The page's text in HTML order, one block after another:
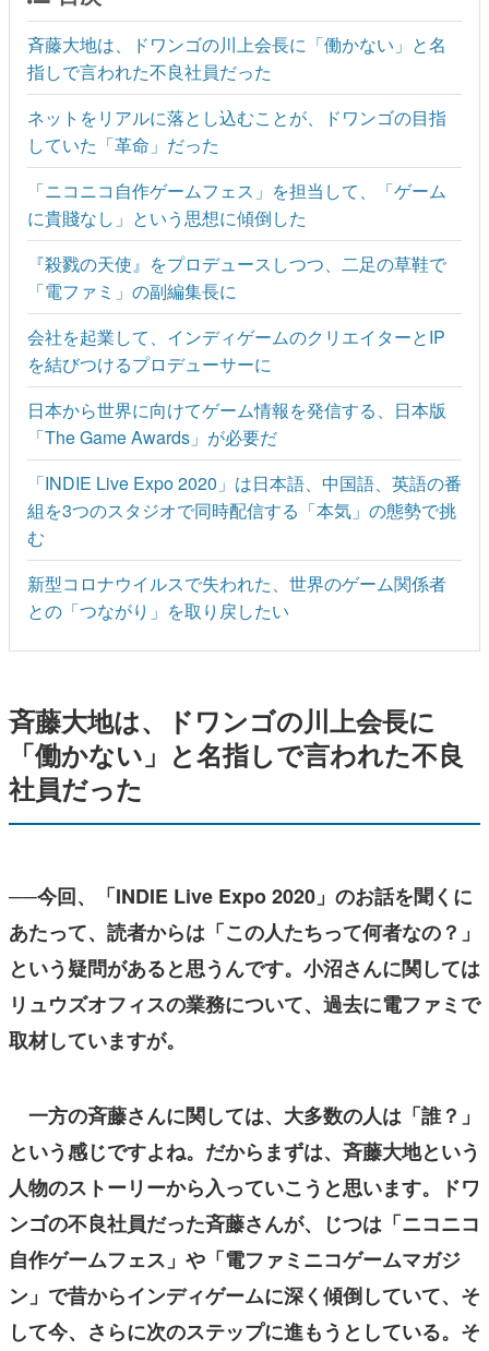
斉藤大地は、ドワンゴの川上会長に「働かない」と名
指しで言われた不良社員だった
ネットをリアルに落とし込むことが、ドワンゴの目指
していた「革命」だった
「ニコニコ自作ゲームフェス」を担当して、「ゲーム
に貴賤なし」という思想に傾倒した
『殺戮の天使』をプロデュースしつつ、二足の草鞋で
「電ファミ」の副編集長に
会社を起業して、インディゲームのクリエイターとIP
を結びつけるプロデューサーに
日本から世界に向けてゲーム情報を発信する、日本版
「The Game Awards」が必要だ
「INDIE Live Expo 2020」は日本語、中国語、英語の番
組を3つのスタジオで同時配信する「本気」の態勢で挑
む
新型コロナウイルスで失われた、世界のゲーム関係者
との「つながり」を取り戻したい
斉藤大地は、ドワンゴの川上会長に
「働かない」と名指しで言われた不良
社員だった
──今回、「INDIE Live Expo 2020」のお話を聞くに
あたって、読者からは「この人たちって何者なの？」
という疑問があると思うんです。小沼さんに関しては
リュウズオフィスの業務について、過去に電ファミで
取材していますが。
一方の斉藤さんに関しては、大多数の人は「誰？」
という感じですよね。だからまずは、斉藤大地という
人物のストーリーから入っていこうと思います。ドワ
ンゴの不良社員だった斉藤さんが、じつは「ニコニコ
自作ゲームフェス」や「電ファミニコゲームマガジ
ン」で昔からインディゲームに深く傾倒していて、そ
して今、さらに次のステップに進もうとしている。そ